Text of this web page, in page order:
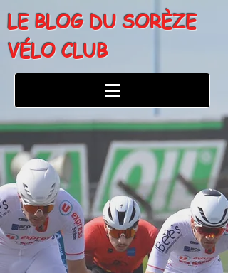
LE BLOG DU SORÈZE
VÉLO CLUB